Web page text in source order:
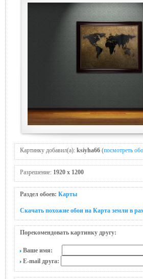
Картинку добавил(а): ksiyha66 (посмотреть
Разрешение: 1920 x 1200
Раздел обоев: Карты
Скачать похожие обои на Карта земли в
Порекомендовать картинку другу:
Ваше имя:
E-mail друга: